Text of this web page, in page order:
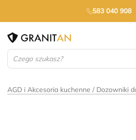
583 040 908
Wyszukiwarka
produktów
AGD i Akcesoria kuchenne Dozowniki